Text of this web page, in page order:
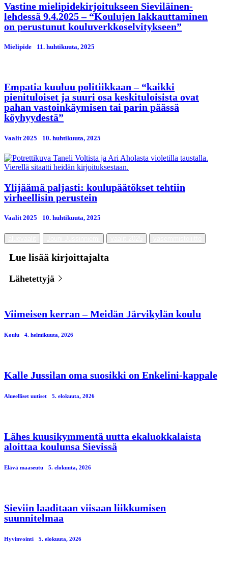
Vastine mielipidekirjoitukseen Sieviläinen-
lehdessä 9.4.2025 – “Koulujen lakkauttaminen
on perustunut kouluverkkoselvitykseen”
Mielipide 11. huhtikuuta, 2025
Empatia kuuluu politiikkaan – “kaikki
pienituloiset ja suuri osa keskituloisista ovat
pahan vastoinkäymisen tai parin päässä
köyhyydestä”
Vaalit 2025 10. huhtikuuta, 2025
Ylijäämä paljasti: koulupäätökset tehtiin
virheellisin perustein
Vaalit 2025 10. huhtikuuta, 2025
Lue lisää kirjoittajalta
Lähetettyjä
Viimeisen kerran – Meidän Järvikylän koulu
Koulu 4. helmikuuta, 2026
Kalle Jussilan oma suosikki on Enkelini-kappale
Alueelliset uutiset 5. elokuuta, 2026
Lähes kuusikymmentä uutta ekaluokkalaista
aloittaa koulunsa Sievissä
Elävä maaseutu 5. elokuuta, 2026
Sieviin laaditaan viisaan liikkumisen
suunnitelmaa
Hyvinvointi 5. elokuuta, 2026